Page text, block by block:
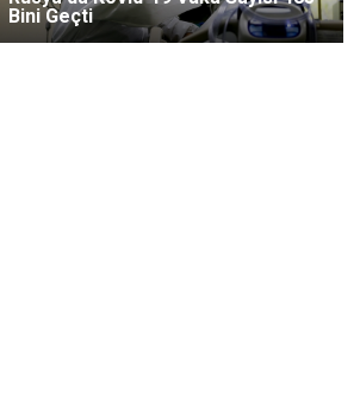
Bini Geçti